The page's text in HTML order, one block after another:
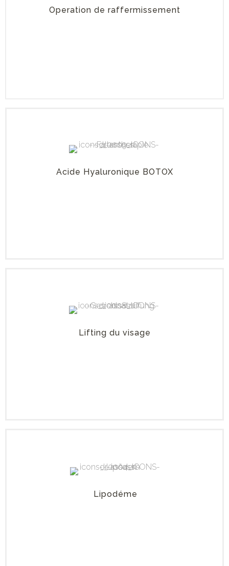
Operation de raffermissement
Acide Hyaluronique BOTOX
Lifting du visage
Lipodéme